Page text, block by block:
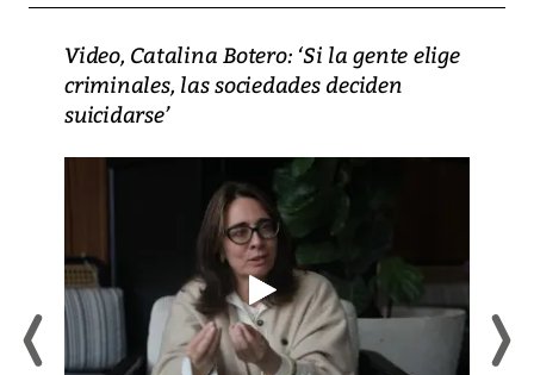
Video, Catalina Botero: ‘Si la gente elige
criminales, las sociedades deciden
suicidarse’